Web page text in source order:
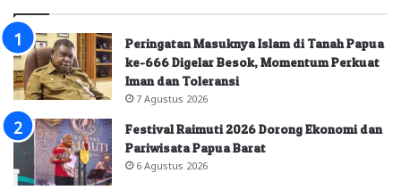
Peringatan Masuknya Islam di Tanah Papua
ke-666 Digelar Besok, Momentum Perkuat
Iman dan Toleransi
7 Agustus 2026
Festival Raimuti 2026 Dorong Ekonomi dan
Pariwisata Papua Barat
6 Agustus 2026